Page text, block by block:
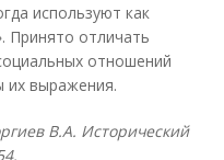
используют как
Принято отличать
отношений
их выражения.
В.А. Исторический